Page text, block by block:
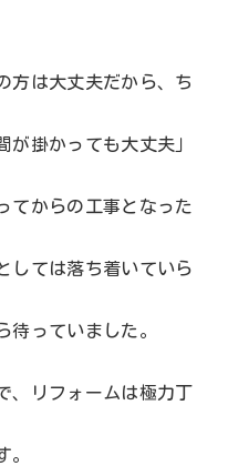
方は大丈夫だから、ち
が掛かっても大丈夫」
てからの工事となった
ては落ち着いていら
待っていました。
、リフォームは極力丁
。